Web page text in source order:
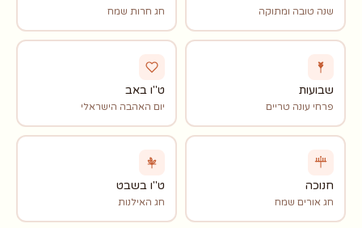
שנה טובה ומתוקה חג חרות שמח
שבועות
פרחי עונה טריים
ט"ו באב
יום האהבה הישראלי
חנוכה
חג אורים שמח
ט"ו בשבט
חג האילנות